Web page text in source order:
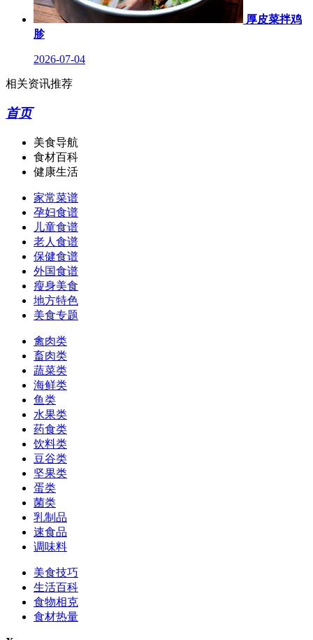
厚皮菜拌鸡
胗
2026-07-04
相关资讯推荐
首页
美食导航
食材百科
健康生活
家常菜谱
孕妇食谱
儿童食谱
老人食谱
保健食谱
外国食谱
瘦身美食
地方特色
美食专题
禽肉类
畜肉类
蔬菜类
海鲜类
鱼类
水果类
药食类
饮料类
豆谷类
坚果类
蛋类
菌类
乳制品
速食品
调味料
美食技巧
生活百科
食物相克
食材热量